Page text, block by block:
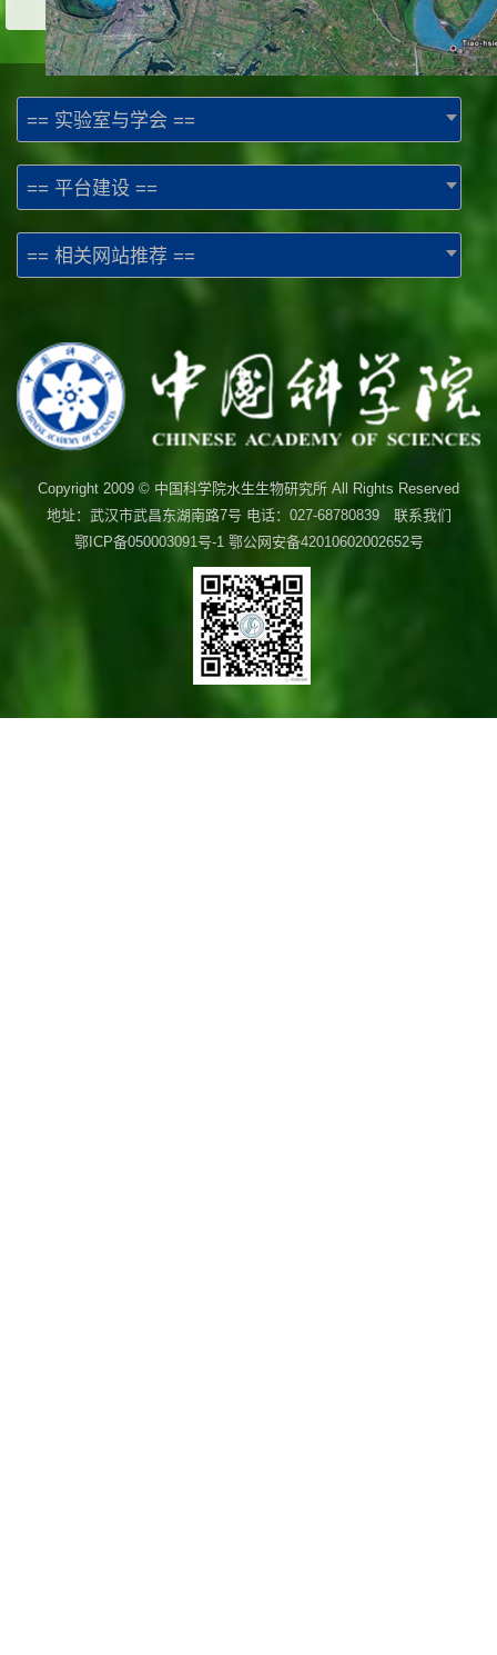
== 实验室与学会 ==
== 平台建设 ==
== 相关网站推荐 ==
Copyright 2009 © 中国科学院水生生物研究所 All Rights Reserved
地址：武汉市武昌东湖南路7号 电话：027-68780839 联系我们
鄂ICP备050003091号-1鄂公网安备42010602002652号